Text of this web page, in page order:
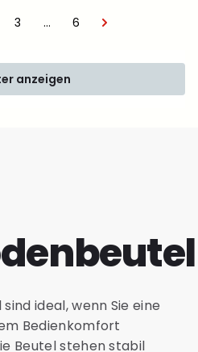
3 … 6
anzeigen
ideal, wenn Sie eine
Bedienkomfort
Beutel stehen stabil